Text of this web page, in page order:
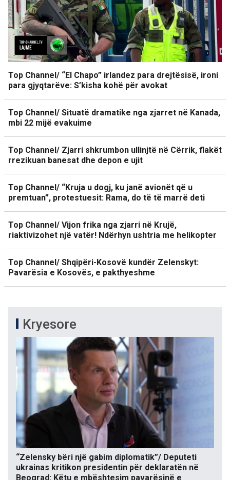
Top Channel/ “El Chapo” irlandez para drejtësisë, ironi
para gjyqtarëve: S’kisha kohë për avokat
Top Channel/ Situatë dramatike nga zjarret në Kanada,
mbi 22 mijë evakuime
Top Channel/ Zjarri shkrumbon ullinjtë në Cërrik, flakët
rrezikuan banesat dhe depon e ujit
Top Channel/ “Kruja u dogj, ku janë avionët që u
premtuan”, protestuesit: Rama, do të të marrë deti
Top Channel/ Vijon frika nga zjarri në Krujë,
riaktivizohet një vatër! Ndërhyn ushtria me helikopter
Top Channel/ Shqipëri-Kosovë kundër Zelenskyt:
Pavarësia e Kosovës, e pakthyeshme
Kryesore
“Zelensky bëri një gabim diplomatik”/ Deputeti
ukrainas kritikon presidentin për deklaratën në
Beograd: Këtu e mbështesim pavarësinë e